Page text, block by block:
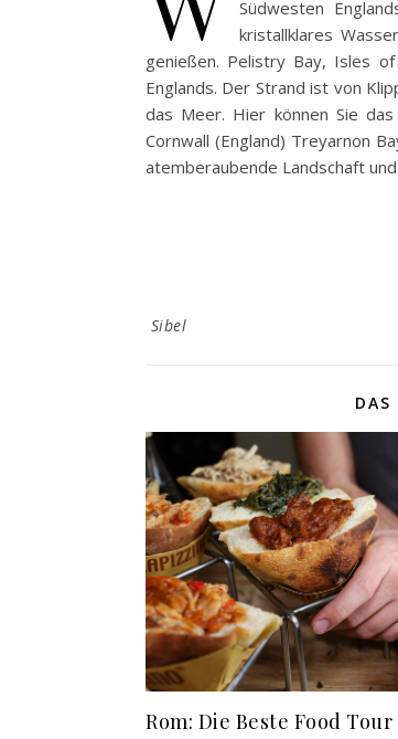
Südwesten
kristallklares
genießen. Pelistry Bay, Isles
Englands. Der Strand ist von
das Meer. Hier können Sie
Cornwall (England) Treyarnon
atemberaubende Landschaft
Sibel
DAS
Rom: Die Beste Food Tour